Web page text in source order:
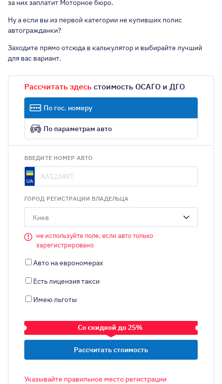
за них заплатит Моторное бюро.
Ну а если вы из первой категории не купивших полис
автогражданки?
Заходите прямо отсюда в калькулятор и выбирайте лучший
для вас вариант.
Рассчитать здесь стоимость ОСАГО и ДГО
По гос. номеру
По параметрам авто
ВВЕДИТЕ НОМЕР АВТО
ГОРОД РЕГИСТРАЦИИ ВЛАДЕЛЬЦА
Киев
не используйте поле, если авто только
зарегистрировано
Авто на еврономерах
Есть лицензия такси
Имею льготы
Со скидкой до 25%
Указывайте правильное место регистрации